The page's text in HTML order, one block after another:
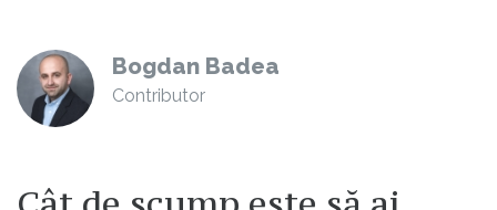
Bogdan Badea
Contributor